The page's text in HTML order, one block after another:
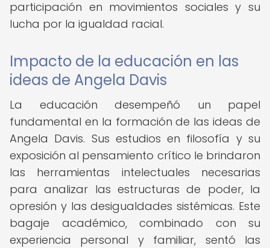
participación en movimientos sociales y su
lucha por la igualdad racial.
Impacto de la educación en las
ideas de Angela Davis
La educación desempeñó un papel
fundamental en la formación de las ideas de
Angela Davis. Sus estudios en filosofía y su
exposición al pensamiento crítico le brindaron
las herramientas intelectuales necesarias
para analizar las estructuras de poder, la
opresión y las desigualdades sistémicas. Este
bagaje académico, combinado con su
experiencia personal y familiar, sentó las